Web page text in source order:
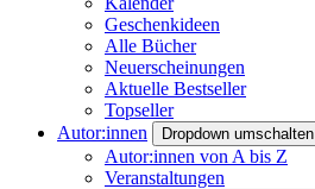
Geschenkideen
Alle Bücher
Neuerscheinungen
Aktuelle Bestseller
Topseller
Autor:innen
Dropdown umschalten
Autor:innen von A bis Z
Veranstaltungen